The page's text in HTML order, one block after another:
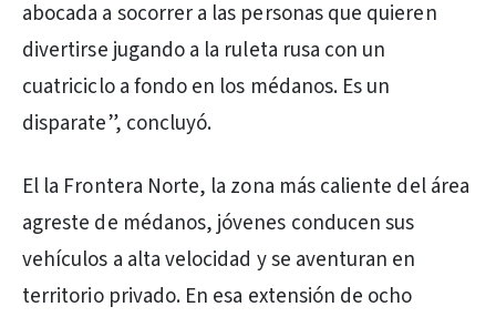
abocada a socorrer a las personas que quieren
divertirse jugando a la ruleta rusa con un
cuatriciclo a fondo en los médanos. Es un
disparate”, concluyó.
El la Frontera Norte, la zona más caliente del área
agreste de médanos, jóvenes conducen sus
vehículos a alta velocidad y se aventuran en
territorio privado. En esa extensión de ocho